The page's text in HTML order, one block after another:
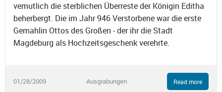
vemutlich die sterblichen Überreste der Königin Editha
beherbergt. Die im Jahr 946 Verstorbene war die erste
Gemahlin Ottos des Großen - der ihr die Stadt
Magdeburg als Hochzeitsgeschenk verehrte.
01/28/2009 Ausgrabungen Read more